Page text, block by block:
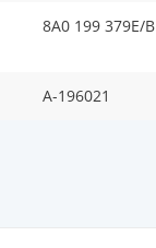
8A0 199 379E/B
A-196021